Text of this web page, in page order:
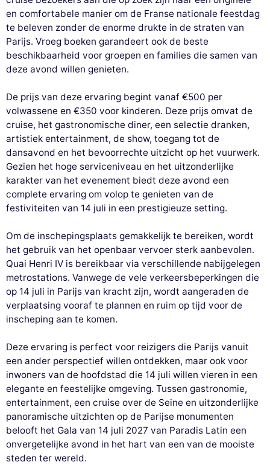
en comfortabele manier om de Franse nationale feestdag
te beleven zonder de enorme drukte in de straten van
Parijs. Vroeg boeken garandeert ook de beste
beschikbaarheid voor groepen en families die samen van
deze avond willen genieten.
De prijs van deze ervaring begint vanaf €500 per
volwassene en €350 voor kinderen. Deze prijs omvat de
cruise, het gastronomische diner, een selectie dranken,
artistiek entertainment, de show, toegang tot de
dansavond en het bevoorrechte uitzicht op het vuurwerk.
Gezien het hoge serviceniveau en het uitzonderlijke
karakter van het evenement biedt deze avond een
complete ervaring om volop te genieten van de
festiviteiten van 14 juli in een prestigieuze setting.
Om de inschepingsplaats gemakkelijk te bereiken, wordt
het gebruik van het openbaar vervoer sterk aanbevolen.
Quai Henri IV is bereikbaar via verschillende nabijgelegen
metrostations. Vanwege de vele verkeersbeperkingen die
op 14 juli in Parijs van kracht zijn, wordt aangeraden de
verplaatsing vooraf te plannen en ruim op tijd voor de
inscheping aan te komen.
Deze ervaring is perfect voor reizigers die Parijs vanuit
een ander perspectief willen ontdekken, maar ook voor
inwoners van de hoofdstad die 14 juli willen vieren in een
elegante en feestelijke omgeving. Tussen gastronomie,
entertainment, een cruise over de Seine en uitzonderlijke
panoramische uitzichten op de Parijse monumenten
belooft het Gala van 14 juli 2027 van Paradis Latin een
onvergetelijke avond in het hart van een van de mooiste
steden ter wereld.